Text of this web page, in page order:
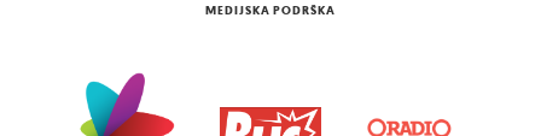
MEDIJSKA PODRŠKA